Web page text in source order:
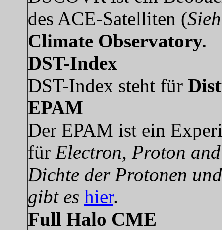
des ACE-Satelliten (
Climate Observatory.
DST-Index
DST-Index steht für
EPAM
Der EPAM ist ein
für Electron, Proton
Dichte der Protonen
gibt es hier.
Full Halo CME